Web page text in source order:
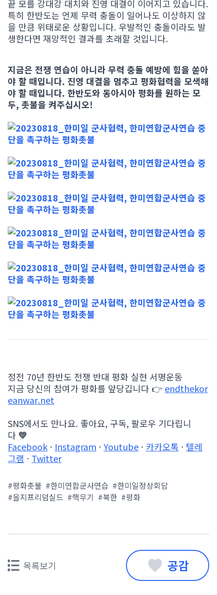
끝 모를 강대강 대치와 진영 대결이 이어지고 있습니다.
특히 한반도는 언제 무력 충돌이 일어나도 이상하지 않
을 만큼 위태로운 상황입니다. 우발적인 충돌이라도 발
생한다면 재앙적인 결과를 초래할 것입니다.
지금은 전쟁 연습이 아니라 무력 충돌 예방에 힘을 쏟아
야 할 때입니다. 진영 대결을 멈추고 평화협력을 모색해
야 할 때입니다. 한반도와 동아시아 평화를 원하는 모
두, 촛불을 켜주십시오!
정전 70년 한반도 전쟁 반대 평화 실현 서명운동
지금 당신의 참여가 평화를 앞당깁니다 👉 endthekor
eanwar.net
SNS에서도 만나요. 좋아요, 구독, 팔로우 기다립니
다 💛
Facebook · Instagram · Youtube · 카카오톡 · 텔레
그램 · Twitter
#평화촛불 #한미연합군사연습 #한미일정상회담
#을지프리덤실드 #핵무기 #북한 #평화
목록보기 공감